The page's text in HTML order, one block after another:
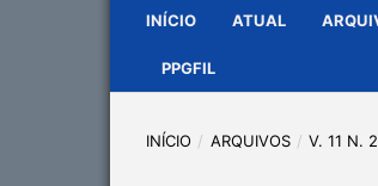
INÍCIO ATUAL
PPGFIL
INÍCIO / ARQUIVOS / V. 11 N.